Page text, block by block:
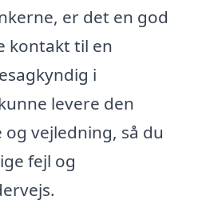
er det en god
kontakt til en
i
levere den
vejledning, så du
fejl og